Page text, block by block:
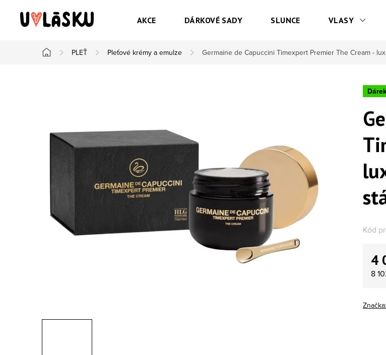
AKCE DÁRKOVÉ SADY SLUNCE VLASY
Domů
PLEŤ Pleťové krémy a emulze Germaine de Capuccini Timexpert Premier The Cream -
Kód
4
8
Značka: